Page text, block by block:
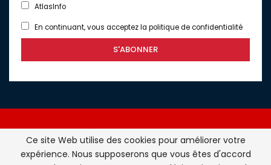
AtlasInfo
En continuant, vous acceptez la politique de confidentialité
Atlasinfo.fr : l'essentiel de l'actualité de la France et du
Ce site Web utilise des cookies pour améliorer votre
expérience. Nous supposerons que vous êtes d'accord